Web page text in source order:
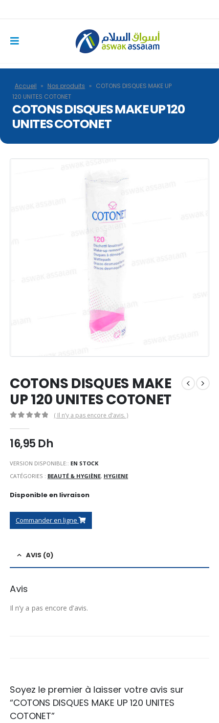
Accueil » Nos produits » COTONS DISQUES MAKE UP
120 UNITES COTONET
COTONS DISQUES MAKE UP 120
UNITES COTONET
COTONS DISQUES MAKE
UP 120 UNITES COTONET
( Il n’y a pas encore d’avis. )
16,95Dh
VERSION DISPONIBLE:: EN STOCK
CATÉGORIES : BEAUTÉ & HYGIÈNE, HYGIENE
Disponible en livraison
Commander en ligne
AVIS (0)
Avis
Il n’y a pas encore d’avis.
Soyez le premier à laisser votre avis sur
“COTONS DISQUES MAKE UP 120 UNITES
COTONET”